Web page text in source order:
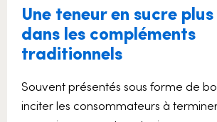
Une teneur en sucre
dans les compléments
traditionnels
Souvent présentés sous forme de
inciter les consommateurs à